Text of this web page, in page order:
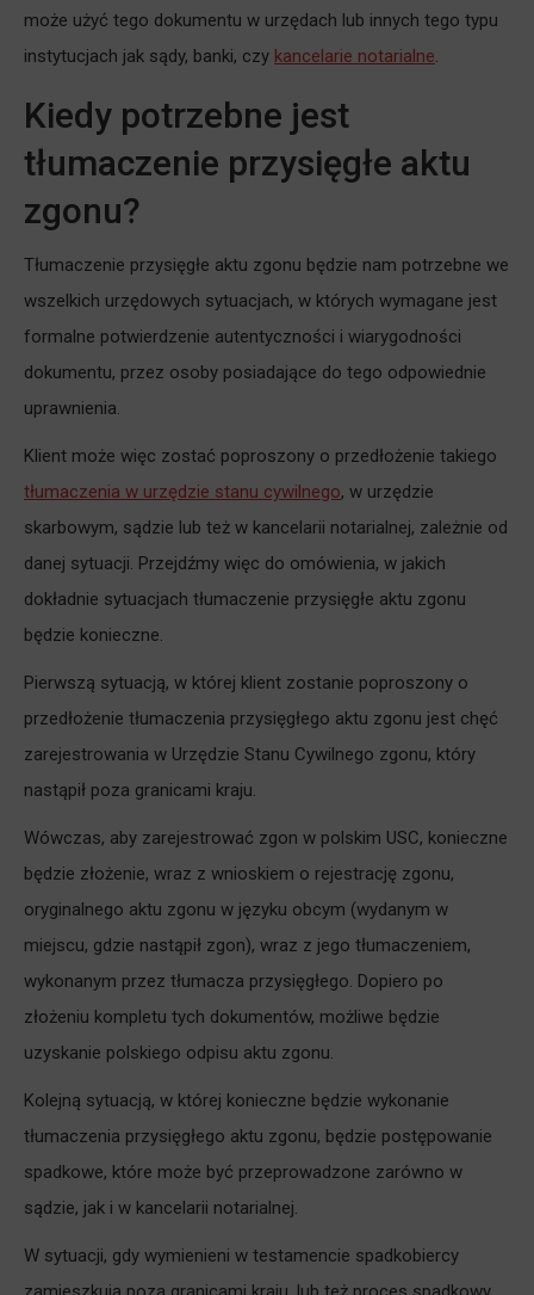
może użyć tego dokumentu w urzędach lub innych tego typu
instytucjach jak sądy, banki, czy kancelarie notarialne.
Kiedy potrzebne jest
tłumaczenie przysięgłe aktu
zgonu?
Tłumaczenie przysięgłe aktu zgonu będzie nam potrzebne we
wszelkich urzędowych sytuacjach, w których wymagane jest
formalne potwierdzenie autentyczności i wiarygodności
dokumentu, przez osoby posiadające do tego odpowiednie
uprawnienia.
Klient może więc zostać poproszony o przedłożenie takiego
tłumaczenia w urzędzie stanu cywilnego, w urzędzie
skarbowym, sądzie lub też w kancelarii notarialnej, zależnie od
danej sytuacji. Przejdźmy więc do omówienia, w jakich
dokładnie sytuacjach tłumaczenie przysięgłe aktu zgonu
będzie konieczne.
Pierwszą sytuacją, w której klient zostanie poproszony o
przedłożenie tłumaczenia przysięgłego aktu zgonu jest chęć
zarejestrowania w Urzędzie Stanu Cywilnego zgonu, który
nastąpił poza granicami kraju.
Wówczas, aby zarejestrować zgon w polskim USC, konieczne
będzie złożenie, wraz z wnioskiem o rejestrację zgonu,
oryginalnego aktu zgonu w języku obcym (wydanym w
miejscu, gdzie nastąpił zgon), wraz z jego tłumaczeniem,
wykonanym przez tłumacza przysięgłego. Dopiero po
złożeniu kompletu tych dokumentów, możliwe będzie
uzyskanie polskiego odpisu aktu zgonu.
Kolejną sytuacją, w której konieczne będzie wykonanie
tłumaczenia przysięgłego aktu zgonu, będzie postępowanie
spadkowe, które może być przeprowadzone zarówno w
sądzie, jak i w kancelarii notarialnej.
W sytuacji, gdy wymienieni w testamencie spadkobiercy